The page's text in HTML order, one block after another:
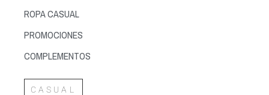
ROPA CASUAL
PROMOCIONES
COMPLEMENTOS
CASUAL